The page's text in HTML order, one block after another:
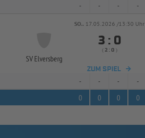
- - - -
SO.. 17.05.2026 /13:30 Uhr
SV Elversberg
 : 
(  :  )
ZUM SPIEL
- - -
-
0
0 0 0